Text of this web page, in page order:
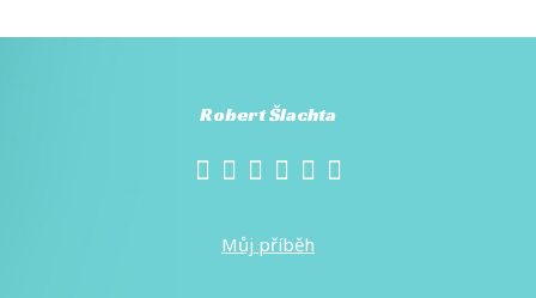
Robert Šlachta
Můj příběh